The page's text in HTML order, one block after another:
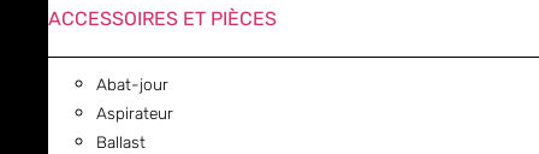
ACCESSOIRES ET PIÈCES
Abat-jour
Aspirateur
Ballast